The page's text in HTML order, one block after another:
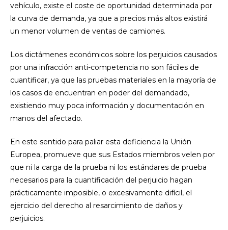
vehículo, existe el coste de oportunidad determinada por
la curva de demanda, ya que a precios más altos existirá
un menor volumen de ventas de camiones.
Los dictámenes económicos sobre los perjuicios causados
por una infracción anti-competencia no son fáciles de
cuantificar, ya que las pruebas materiales en la mayoría de
los casos de encuentran en poder del demandado,
existiendo muy poca información y documentación en
manos del afectado.
En este sentido para paliar esta deficiencia la Unión
Europea, promueve que sus Estados miembros velen por
que ni la carga de la prueba ni los estándares de prueba
necesarios para la cuantificación del perjuicio hagan
prácticamente imposible, o excesivamente difícil, el
ejercicio del derecho al resarcimiento de daños y
perjuicios.